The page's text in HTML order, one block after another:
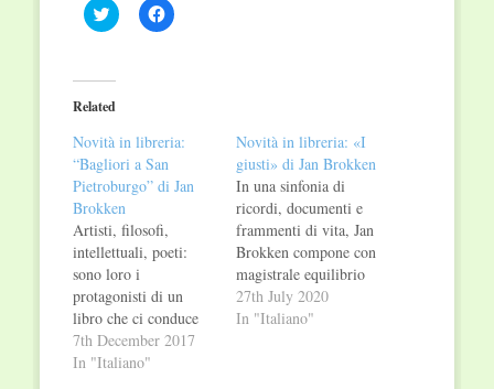
Click
to
(Opens
in
new
Click
to
Related
Novità in libreria:
“Bagliori a San
Pietroburgo” di Jan
Brokken
Artisti, filosofi,
intellettuali, poeti:
sono loro i
protagonisti di un
libro che ci conduce
in un viaggio nel
tempo e nella storia di
7th December 2017
In "Italiano"
Novità in libreria: «I
giusti» di Jan Brokken
In una sinfonia di
ricordi, documenti e
frammenti di vita, Jan
Brokken compone con
magistrale equilibrio
il ritratto di un eroe
dimenticato dalla
27th July 2020
In "Italiano"